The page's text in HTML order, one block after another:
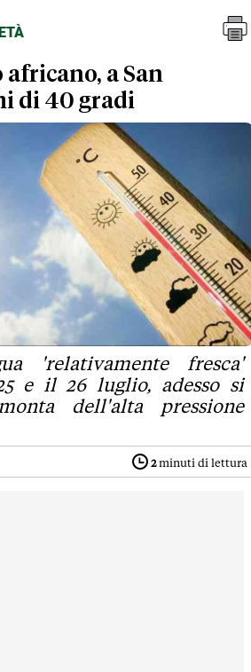
a San
di 40 gradi
'relativamente fresca'
e il 26 luglio, adesso si
dell'alta pressione
2minuti di lettura